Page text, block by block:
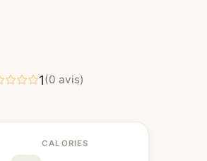
1(0 avis)
CALORIES